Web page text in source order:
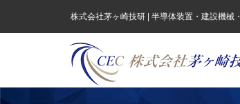
株式会社茅ヶ崎技研 | 半導体装置・建設機械